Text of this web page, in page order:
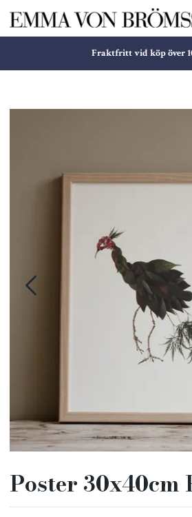
Fraktfritt vid köp över
Poster 30x40cm